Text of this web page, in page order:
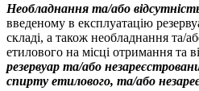
Необладнання та/або
введеному в експлуатацію
складі, а також необладнання та/
етилового на місці отримання та
резервуар та/або
спирту етилового, та/або